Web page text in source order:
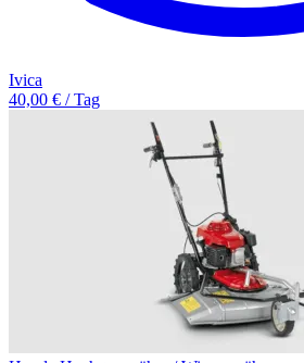
Ivica
40,00 € / Tag